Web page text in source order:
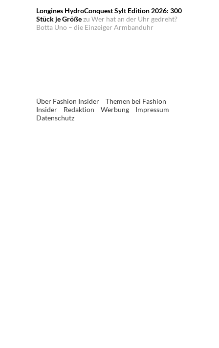
Longines HydroConquest Sylt Edition 2026: 300
Stück je Größezu Wer hat an der Uhr gedreht?
Botta Uno – die Einzeiger Armbanduhr
Über Fashion Insider
Themen bei Fashion
Insider
Redaktion Werbung
Impressum
Datenschutz